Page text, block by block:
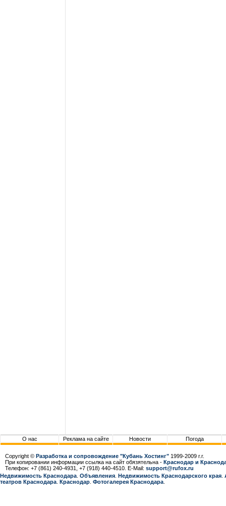
О нас Реклама на сайте Новости Погода
Copyright © Разработка и сопровождение "Кубань Хостинг" 1999-2009 г.г.
При копировании информации ссылка на сайт обязятельна - Краснодар и
Телефон: +7 (861) 240-4931, +7 (918) 440-4510. E-Mail: support@rufox.ru
Недвижимость Краснодара Объявления Недвижимость Краснодарcкого края
театров Краснодара Краснодар Фотогалерея Краснодара